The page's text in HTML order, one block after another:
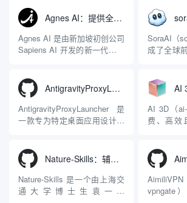
LuaJIT 构建，并在 2019 年作
为顶级开源项目捐赠给
Apache 软件基金会。APISIX
彻底摒...
程助手的
计。它
GitHub
Agnes AI：提供全模态模型免费API、支持图文视频生成与复杂工程执行的智能体平台
Agnes AI 是由新加坡初创公司
Sapiens AI 开发的新一代多模
限制，提供集文本、图像、视
频生成于一体的“全模态”大模
型能力。平台的核心产品矩阵
包括主打自动化工作流的
SoraAI（
成了全球
者、营销
一站式、
生成解决
势在于其
AntigravityProxyLauncher：免TUN全局代理使用Antigravity IDE
AntigravityProxyLauncher 是
一款专为特定桌面应用设计的
Windows 平台。当用户使用桌
面版 Gemini 客户端或
Antigravity IDE ...
AI 3D（
费、高效
动Seed
模型架构
需掌握复
贵的专业
Nature-Skills：辅助撰写学术论文和绘制科研图表的智能体插件
Nature-Skills 是一个由上海交
通大学博士生袁一哲
vpngate